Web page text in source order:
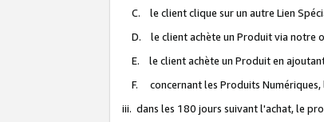
C. le client clique sur un autre Lien
D. le client achète un Produit via notre
E. le client achète un Produit en
F. concernant les Produits Numériques,
iii. dans les 180 jours suivant l'achat, le